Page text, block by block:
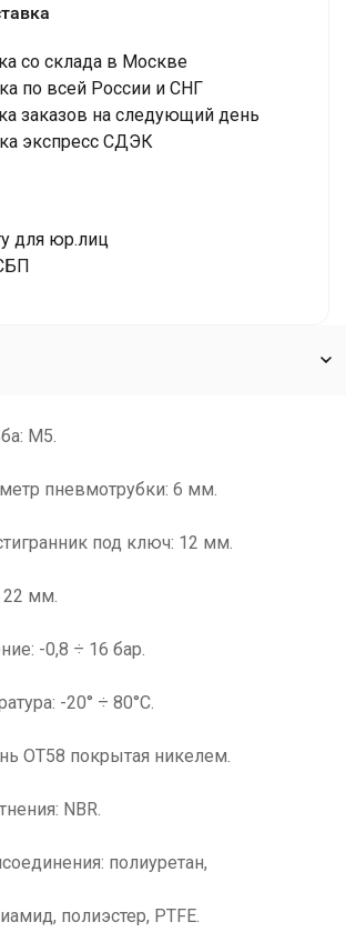
со склада в Москве
по всей России и СНГ
заказов на следующий день
экспресс СДЭК
для юр.лиц
M5.
пневмотрубки: 6 мм.
под ключ: 12 мм.
22 мм.
-0,8 ÷ 16 бар.
-20° ÷ 80°С.
ОТ58 покрытая никелем.
NBR.
полиуретан,
полиэстер, PTFE.